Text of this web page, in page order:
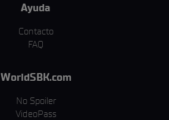
Ayuda
Contacto
FAQ
WorldSBK.com
No Spoiler
VideoPass